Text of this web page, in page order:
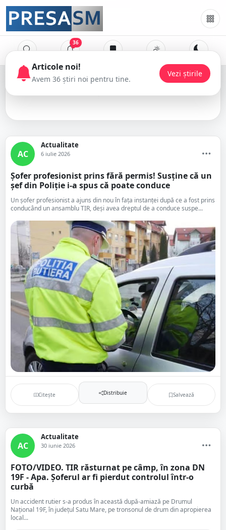
36
TIR
AC
Actualitate
6 iulie 2026
Șofer profesionist prins fără permis! Susține că un
șef din Poliție i-a spus că poate conduce
Un șofer profesionist a ajuns din nou în fața instanței după ce a fost prins
conducând un ansamblu TIR, deși avea dreptul de a conduce suspe...
Citește Distribuie Salvează
AC
Actualitate
30 iunie 2026
FOTO/VIDEO. TIR răsturnat pe câmp, în zona DN
19F - Apa. Șoferul ar fi pierdut controlul într-o
curbă
Un accident rutier s-a produs în această după-amiază pe Drumul
Național 19F, în județul Satu Mare, pe tronsonul de drum din apropierea
local...